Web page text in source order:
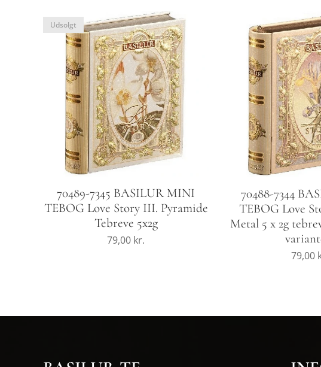
70489-7345 BASILUR MINI
TEBOG Love Story III. Pyramide
Tebreve 5x2g
Udsolgt
79,00 kr.
70488-7344
TEBOG Love
Metal 5 x 2g
79,00